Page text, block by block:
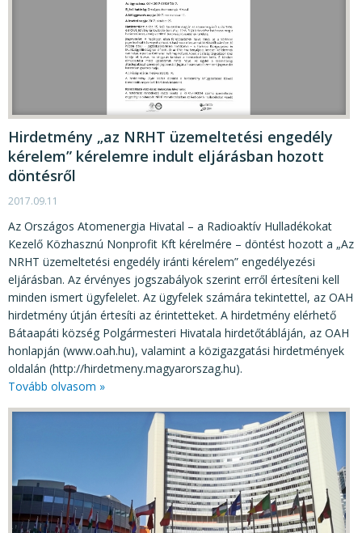
Hirdetmény „az NRHT üzemeltetési engedély
kérelem” kérelemre indult eljárásban hozott
döntésről
2017.09.11
Az Országos Atomenergia Hivatal – a Radioaktív Hulladékokat
Kezelő Közhasznú Nonprofit Kft kérelmére – döntést hozott a „Az
NRHT üzemeltetési engedély iránti kérelem” engedélyezési
eljárásban. Az érvényes jogszabályok szerint erről értesíteni kell
minden ismert ügyfelelet. Az ügyfelek számára tekintettel, az OAH
hirdetmény útján értesíti az érintetteket. A hirdetmény elérhető
Bátaapáti község Polgármesteri Hivatala hirdetőtábláján, az OAH
honlapján (www.oah.hu), valamint a közigazgatási hirdetmények
oldalán (http://hirdetmeny.magyarorszag.hu).
Tovább olvasom »